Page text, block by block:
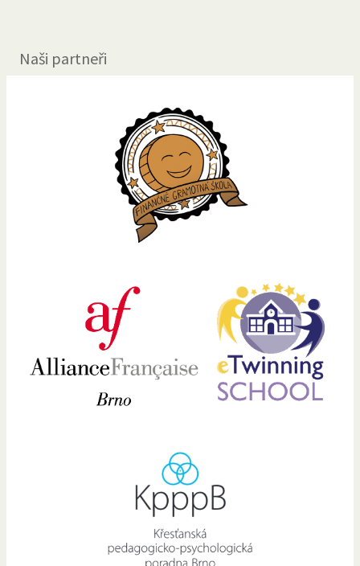
Naši partneři